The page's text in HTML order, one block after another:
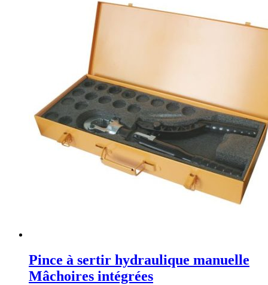
Pince à sertir hydraulique manuelle
Mâchoires intégrées